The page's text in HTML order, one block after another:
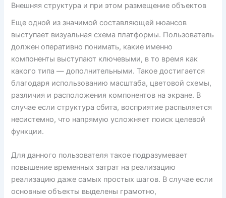
Внешняя структура и при этом размещение объектов
Еще одной из значимой составляющей нюансов
выступает визуальная схема платформы. Пользователь
должен оперативно понимать, какие именно
компоненты выступают ключевыми, в то время как
какого типа — дополнительными. Такое достигается
благодаря использованию масштаба, цветовой схемы,
различия и расположения компонентов на экране. В
случае если структура сбита, восприятие распыляется
несистемно, что напрямую усложняет поиск целевой
функции.
Для данного пользователя такое подразумевает
повышение временных затрат на реализацию
реализацию даже самых простых шагов. В случае если
основные объекты выделены грамотно,